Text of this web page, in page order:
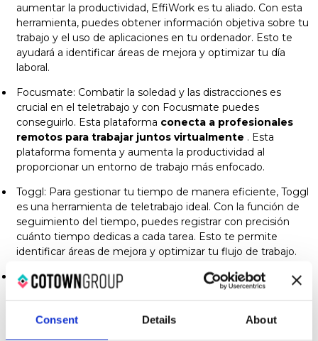
Consent Details About
aumentar la productividad, EffiWork es tu aliado. Con esta
herramienta, puedes obtener información objetiva sobre tu
trabajo y el uso de aplicaciones en tu ordenador. Esto te
ayudará a identificar áreas de mejora y optimizar tu día
laboral.
Focusmate: Combatir la soledad y las distracciones es
crucial en el teletrabajo y con Focusmate puedes
conseguirlo. Esta plataforma conecta a profesionales
remotos para trabajar juntos virtualmente . Esta
plataforma fomenta y aumenta la productividad al
proporcionar un entorno de trabajo más enfocado.
Toggl: Para gestionar tu tiempo de manera eficiente, Toggl
es una herramienta de teletrabajo ideal. Con la función de
seguimiento del tiempo, puedes registrar con precisión
cuánto tiempo dedicas a cada tarea. Esto te permite
identificar áreas de mejora y optimizar tu flujo de trabajo.
Pocket: Evita distracciones y guarda contenido interesante
para más tarde con Pocket. Esta herramienta te permite
momento más adecuado sin interrumpir tu flujo de trabajo.
Es necesario para mantener la mente enfocada.